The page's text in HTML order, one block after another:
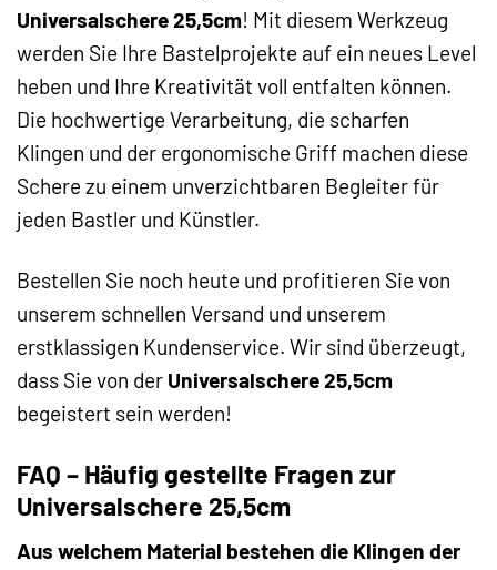
Universalschere 25,5cm! Mit diesem Werkzeug
werden Sie Ihre Bastelprojekte auf ein neues Level
heben und Ihre Kreativität voll entfalten können.
Die hochwertige Verarbeitung, die scharfen
Klingen und der ergonomische Griff machen diese
Schere zu einem unverzichtbaren Begleiter für
jeden Bastler und Künstler.
Bestellen Sie noch heute und profitieren Sie von
unserem schnellen Versand und unserem
erstklassigen Kundenservice. Wir sind überzeugt,
dass Sie von der Universalschere 25,5cm
begeistert sein werden!
FAQ – Häufig gestellte Fragen zur
Universalschere 25,5cm
Aus welchem Material bestehen die Klingen der